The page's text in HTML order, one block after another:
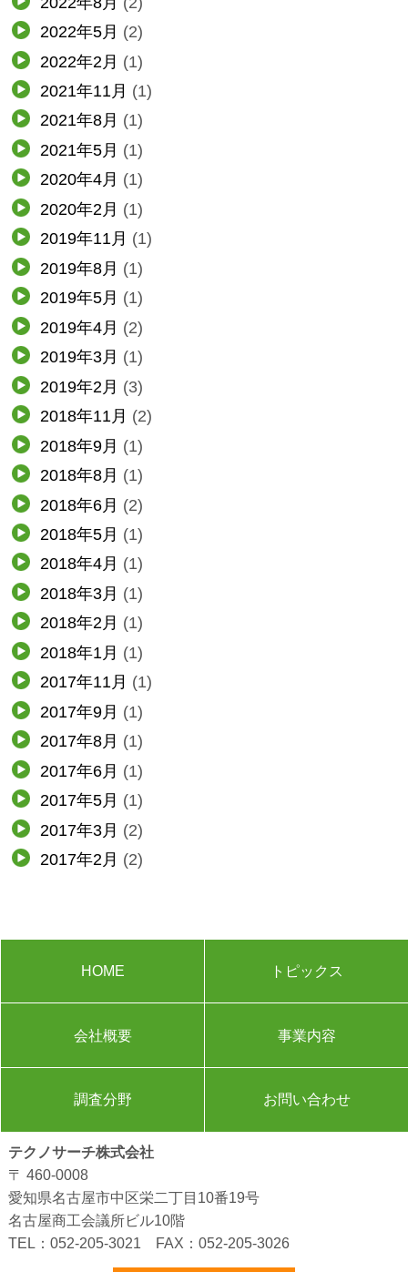
2022年5月 (2)
2022年2月 (1)
2021年11月 (1)
2021年8月 (1)
2021年5月 (1)
2020年4月 (1)
2020年2月 (1)
2019年11月 (1)
2019年8月 (1)
2019年5月 (1)
2019年4月 (2)
2019年3月 (1)
2019年2月 (3)
2018年11月 (2)
2018年9月 (1)
2018年8月 (1)
2018年6月 (2)
2018年5月 (1)
2018年4月 (1)
2018年3月 (1)
2018年2月 (1)
2018年1月 (1)
2017年11月 (1)
2017年9月 (1)
2017年8月 (1)
2017年6月 (1)
2017年5月 (1)
2017年3月 (2)
2017年2月 (2)
HOME トピックス
会社概要 事業内容
調査分野 お問い合わせ
テクノサーチ株式会社
〒 460-0008
愛知県名古屋市中区栄二丁目10番19号
名古屋商工会議所ビル10階
TEL： 052-205-3021 FAX：052-205-3026